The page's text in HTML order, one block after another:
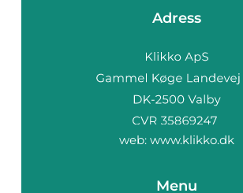
Adress
web: www.klikko.dk
Menu